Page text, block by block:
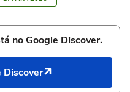
no Google Discover.
Discover